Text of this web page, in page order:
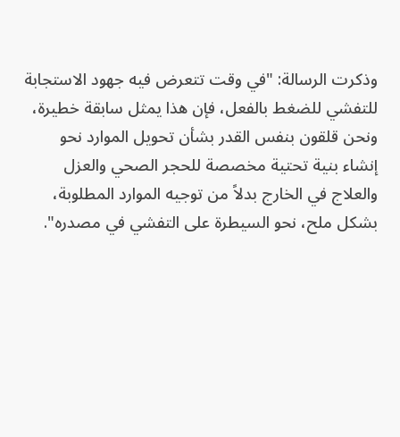
وذكرت الرسالة: "في وقت تتعرض فيه جهود الاستجابة
للتفشي للضغط بالفعل، فإن هذا يمثل سابقة خطيرة،
ونحن قلقون بنفس القدر بشأن تحويل الموارد نحو
إنشاء بنية تحتية مخصصة للحجر الصحي والعزل
والعلاج في الخارج بدلاً من توجيه الموارد المطلوبة،
بشكل ملح، نحو السيطرة على التفشي في مصدره".